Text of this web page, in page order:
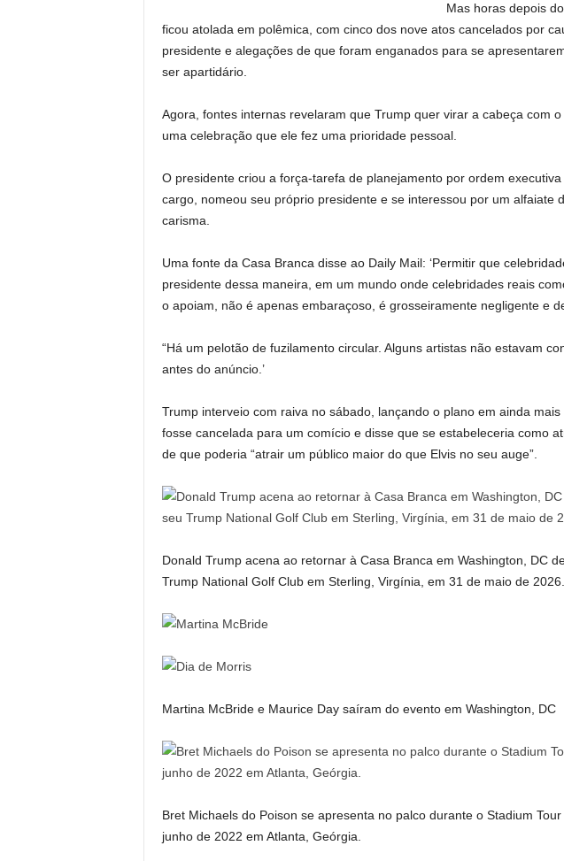
Mas horas depois
ficou atolada em polêmica, com cinco dos nove atos cancelados por
presidente e alegações de que foram enganados para se
ser apartidário.
Agora, fontes internas revelaram que Trump quer virar a cabeça com
uma celebração que ele fez uma prioridade pessoal.
O presidente criou a força-tarefa de planejamento por ordem
cargo, nomeou seu próprio presidente e se interessou por um alfaiate
carisma.
Uma fonte da Casa Branca disse ao Daily Mail: ‘Permitir que
presidente dessa maneira, em um mundo onde celebridades reais
o apoiam, não é apenas embaraçoso, é grosseiramente negligente e
“Há um pelotão de fuzilamento circular. Alguns artistas não estavam
antes do anúncio.’
Trump interveio com raiva no sábado, lançando o plano em ainda
fosse cancelada para um comício e disse que se estabeleceria como
de que poderia “atrair um público maior do que Elvis no seu auge”.
Donald Trump acena ao retornar à Casa Branca em Washington, DC
Trump National Golf Club em Sterling, Virgínia, em 31 de maio de 2026.
Martina McBride e Maurice Day saíram do evento em Washington, DC
Bret Michaels do Poison se apresenta no palco durante o Stadium
junho de 2022 em Atlanta, Geórgia.